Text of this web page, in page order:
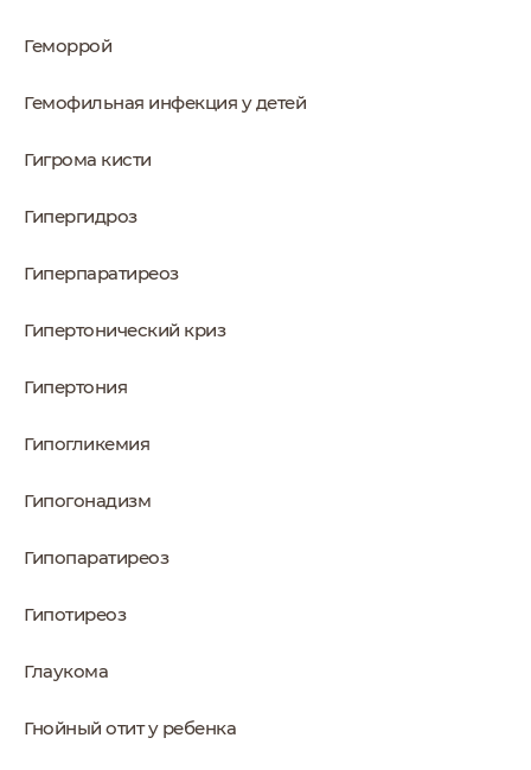
Геморрой
Гемофильная инфекция у детей
Гигрома кисти
Гипергидроз
Гиперпаратиреоз
Гипертонический криз
Гипертония
Гипогликемия
Гипогонадизм
Гипопаратиреоз
Гипотиреоз
Глаукома
Гнойный отит у ребенка